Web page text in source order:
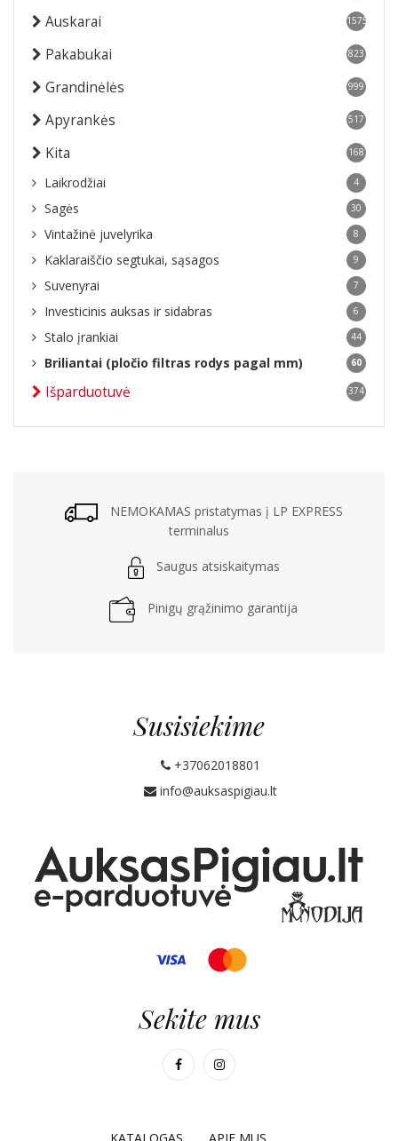
Auskarai 1575
Pakabukai 823
Grandinėlės 999
Apyrankės 517
Kita 168
Laikrodžiai 4
Sagės 30
Vintažinė juvelyrika 8
Kaklaraiščio segtukai, sąsagos 9
Suvenyrai 7
Investicinis auksas ir sidabras 6
Stalo įrankiai 44
Briliantai (pločio filtras rodys pagal mm) 60
Išparduotuvė 374
NEMOKAMAS pristatymas į LP EXPRESS
terminalus
Saugus atsiskaitymas
Pinigų grąžinimo garantija
Susisiekime
+37062018801
info@auksaspigiau.lt
Sekite mus
KATALOGAS APIE MUS